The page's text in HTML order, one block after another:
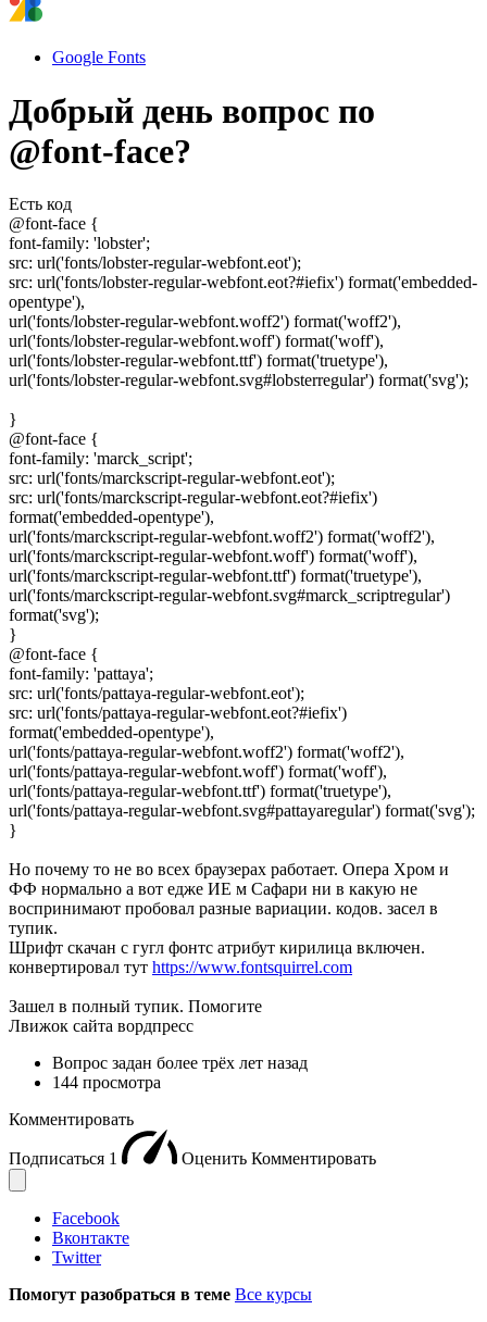
Google Fonts
Добрый день вопрос по
@font-face?
Есть код
@font-face {
font-family: 'lobster';
src: url('fonts/lobster-regular-webfont.eot');
src: url('fonts/lobster-regular-webfont.eot?#iefix') format('embedded-
opentype'),
url('fonts/lobster-regular-webfont.woff2') format('woff2'),
url('fonts/lobster-regular-webfont.woff') format('woff'),
url('fonts/lobster-regular-webfont.ttf') format('truetype'),
url('fonts/lobster-regular-webfont.svg#lobsterregular') format('svg');
}
@font-face {
font-family: 'marck_script';
src: url('fonts/marckscript-regular-webfont.eot');
src: url('fonts/marckscript-regular-webfont.eot?#iefix')
format('embedded-opentype'),
url('fonts/marckscript-regular-webfont.woff2') format('woff2'),
url('fonts/marckscript-regular-webfont.woff') format('woff'),
url('fonts/marckscript-regular-webfont.ttf') format('truetype'),
url('fonts/marckscript-regular-webfont.svg#marck_scriptregular')
format('svg');
}
@font-face {
font-family: 'pattaya';
src: url('fonts/pattaya-regular-webfont.eot');
src: url('fonts/pattaya-regular-webfont.eot?#iefix')
format('embedded-opentype'),
url('fonts/pattaya-regular-webfont.woff2') format('woff2'),
url('fonts/pattaya-regular-webfont.woff') format('woff'),
url('fonts/pattaya-regular-webfont.ttf') format('truetype'),
url('fonts/pattaya-regular-webfont.svg#pattayaregular') format('svg');
}
Но почему то не во всех браузерах работает. Опера Хром и
ФФ нормально а вот едже ИЕ м Сафари ни в какую не
воспринимают пробовал разные вариации. кодов. засел в
тупик.
Шрифт скачан с гугл фонтс атрибут кирилица включен.
конвертировал тут https://www.fontsquirrel.com
Зашел в полный тупик. Помогите
Лвижок сайта вордпресс
Вопрос задан более трёх лет назад
144 просмотра
Комментировать
Подписаться 1 Оценить Комментировать
Facebook
Вконтакте
Twitter
Помогут разобраться в теме Все курсы